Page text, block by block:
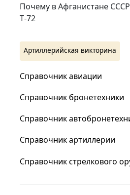
Почему в Афганистане
Т‑72
Артиллерийская викторина
Справочник авиации
Справочник бронетехники
Справочник
Справочник артиллерии
Справочник стрелкового